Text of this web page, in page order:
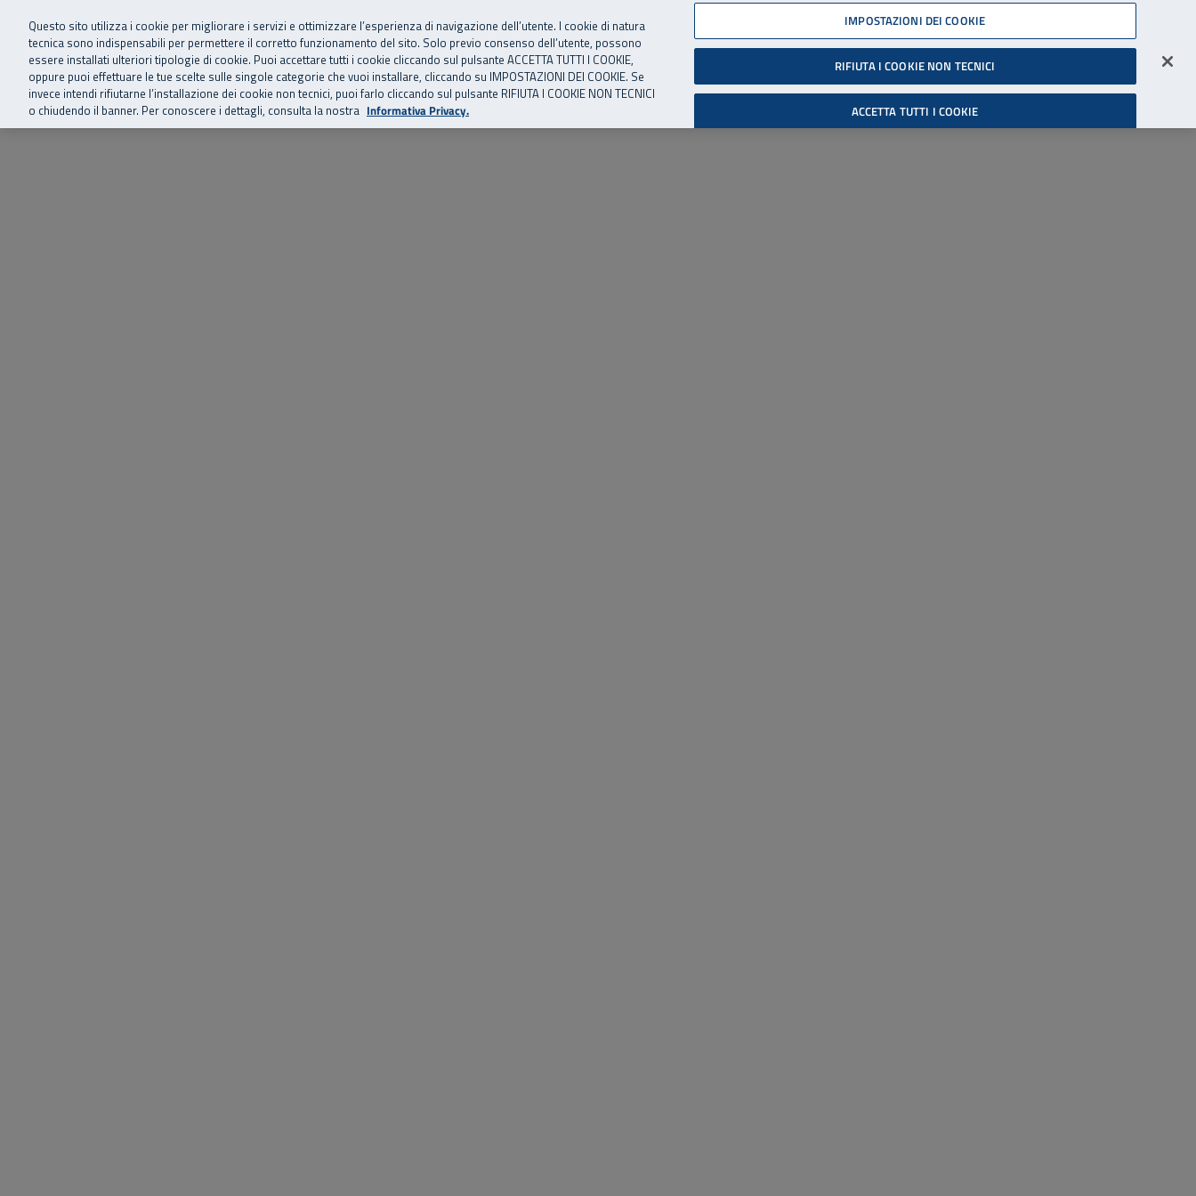
Vai al menu principale
Vai al contenuto principale
Vai al Footer 06 45539607
SuperAbile - il Contact Center Inail per il mondo della disabilità
Home Chi siamo Storie, news ed eventi Risorse utili Supporto Accessibilità
Cerca
Accedi all'area riservata
Questo sito utilizza i cookie per migliorare i servizi e ottimizzare l’esperienza di navigazione dell’utente. I cookie di natura
tecnica sono indispensabili per permettere il corretto funzionamento del sito. Solo previo consenso dell’utente, possono
essere installati ulteriori tipologie di cookie. Puoi accettare tutti i cookie cliccando sul pulsante ACCETTA TUTTI I COOKIE,
oppure puoi effettuare le tue scelte sulle singole categorie che vuoi installare, cliccando su IMPOSTAZIONI DEI COOKIE. Se
invece intendi rifiutarne l’installazione dei cookie non tecnici, puoi farlo cliccando sul pulsante RIFIUTA I COOKIE NON TECNICI
o chiudendo il banner. Per conoscere i dettagli, consulta la nostra Informativa Privacy.
IMPOSTAZIONI DEI COOKIE
RIFIUTA I COOKIE NON TECNICI
ACCETTA TUTTI I COOKIE